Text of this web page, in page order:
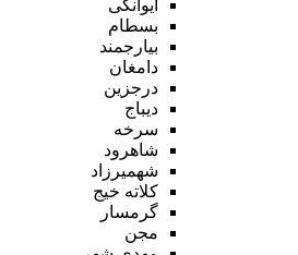
ایوانکی
بسطام
بیارجمند
دامغان
درجزین
دیباج
سرخه
شاهرود
شهمیرزاد
کلاته خیج
گرمسار
مجن